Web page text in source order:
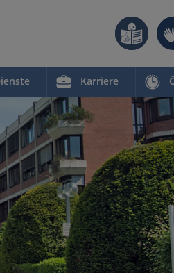
Karriere